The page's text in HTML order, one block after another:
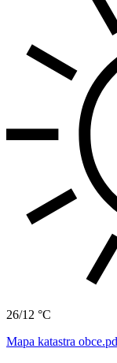
26/12 °C
Mapa katastra